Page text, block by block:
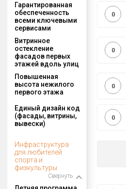
Гарантированная
обеспеченность
всеми ключевыми
сервисами
0
Витринное
остекление
фасадов первых
этажей вдоль улиц
0
Повышенная
высота нежилого
первого этажа
0
Единый дизайн код
(фасады, витрины,
вывески)
0
Инфраструктура
для любителей
спорта и
физкультуры
Свернуть